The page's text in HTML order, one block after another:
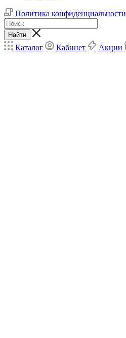
Политика конфиденциальности
Найти
Каталог Кабинет Акции